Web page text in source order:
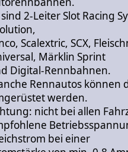
sind 2-Leiter Slot Racing
Scalextric, SCX,
Märklin Sprint
Digital-Rennbahnen.
Rennautos können
werden.
nicht bei allen
bei einer